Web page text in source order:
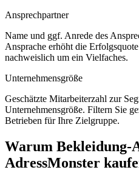
Ansprechpartner
Name und ggf. Anrede des
Ansprache erhöht die
nachweislich um ein Vielfaches.
Unternehmensgröße
Geschätzte Mitarbeiterzahl zur
Unternehmensgröße. Filtern Sie
Betrieben für Ihre Zielgruppe.
Warum Bekleidung-
AdressMonster